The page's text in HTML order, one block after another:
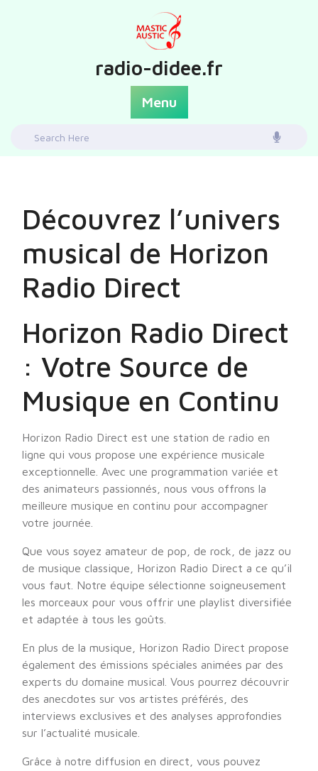
radio-didee.fr
Menu
Search
Découvrez l’univers
musical de Horizon
Radio Direct
Horizon Radio Direct
: Votre Source de
Musique en Continu
Horizon Radio Direct est une station de radio en
ligne qui vous propose une expérience musicale
exceptionnelle. Avec une programmation variée et
des animateurs passionnés, nous vous offrons la
meilleure musique en continu pour accompagner
votre journée.
Que vous soyez amateur de pop, de rock, de jazz ou
de musique classique, Horizon Radio Direct a ce qu’il
vous faut. Notre équipe sélectionne soigneusement
les morceaux pour vous offrir une playlist diversifiée
et adaptée à tous les goûts.
En plus de la musique, Horizon Radio Direct propose
également des émissions spéciales animées par des
experts du domaine musical. Vous pourrez découvrir
des anecdotes sur vos artistes préférés, des
interviews exclusives et des analyses approfondies
sur l’actualité musicale.
Grâce à notre diffusion en direct, vous pouvez